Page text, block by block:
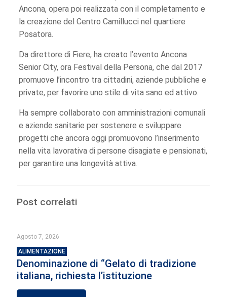
Ancona, opera poi realizzata con il completamento e
la creazione del Centro Camillucci nel quartiere
Posatora.
Da direttore di Fiere, ha creato l’evento Ancona
Senior City, ora Festival della Persona, che dal 2017
promuove l’incontro tra cittadini, aziende pubbliche e
private, per favorire uno stile di vita sano ed attivo.
Ha sempre collaborato con amministrazioni comunali
e aziende sanitarie per sostenere e sviluppare
progetti che ancora oggi promuovono l’inserimento
nella vita lavorativa di persone disagiate e pensionati,
per garantire una longevità attiva.
Post correlati
Agosto 7, 2026
ALIMENTAZIONE
Denominazione di “Gelato di tradizione
italiana, richiesta l’istituzione